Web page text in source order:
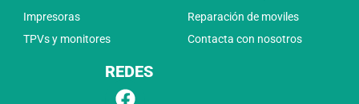
Impresoras
TPVs y monitores
Reparación de moviles
Contacta con nosotros
REDES